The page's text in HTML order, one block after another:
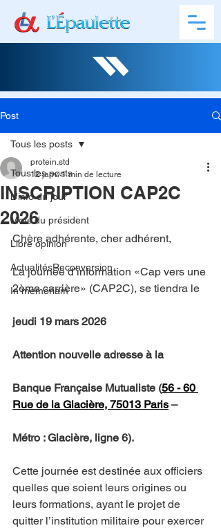
Post
Tous les posts
L'info du jour
Mots du président
Libre opinion
ActualitésReconversion
In memoriam
Tous les posts
INSCRIPTION CAP2C
2026
protein.std
12 janv. 1 min de lecture
Chère adhérente, cher adhérent,
La journée d’information «Cap vers une
2ème carrière» (CAP2C), se tiendra le
jeudi 19 mars 2026
Attention nouvelle adresse à la
Banque Française Mutualiste (56 - 60
Rue de la Glacière, 75013 Paris –
Métro : Glacière, ligne 6).
Cette journée est destinée aux officiers
quelles que soient leurs origines ou
leurs formations, ayant le projet de
quitter l’institution militaire pour exercer